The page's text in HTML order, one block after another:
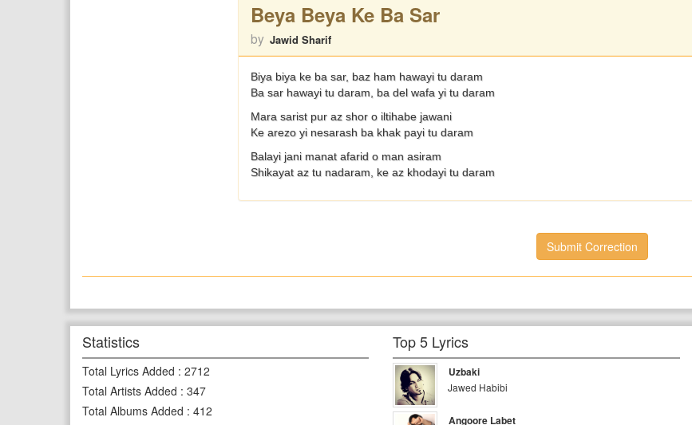
Beya Beya Ke Ba Sar
by Jawid Sharif
Biya biya ke ba sar, baz ham hawayi tu daram
Ba sar hawayi tu daram, ba del wafa yi tu daram
Mara sarist pur az shor o iltihabe jawani
Ke arezo yi nesarash ba khak payi tu daram
Balayi jani manat afarid o man asiram
Shikayat az tu nadaram, ke az khodayi tu daram
Submit Correction
Statistics
Total Lyrics Added : 2712
Total Artists Added : 347
Total Albums Added : 412
Top 5 Lyrics
Uzbaki
Jawed Habibi
Angoore Labet